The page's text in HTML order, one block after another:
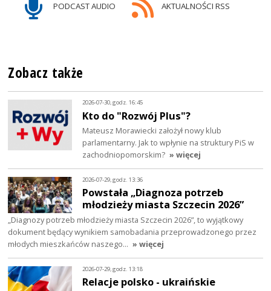
PODCAST AUDIO AKTUALNOŚCI RSS
Zobacz także
2026-07-30, godz. 16:45
Kto do "Rozwój Plus"?
Mateusz Morawiecki założył nowy klub
parlamentarny. Jak to wpłynie na struktury PiS w
zachodniopomorskim? » więcej
2026-07-29, godz. 13:36
Powstała „Diagnoza potrzeb
młodzieży miasta Szczecin 2026”
„Diagnozy potrzeb młodzieży miasta Szczecin 2026”, to wyjątkowy
dokument będący wynikiem samobadania przeprowadzonego przez
młodych mieszkańców naszego… » więcej
2026-07-29, godz. 13:18
Relacje polsko - ukraińskie